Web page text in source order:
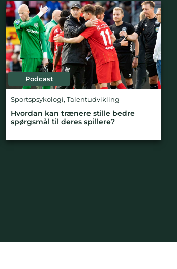
Podcast
Sportspsykologi, Talentudvikling
Hvordan kan trænere stille bedre
spørgsmål til deres spillere?